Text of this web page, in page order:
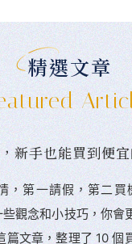
精選文章
新手也能買到便
，第一請假，第二買
觀念和小技巧，你會
篇文章，整理了 10 個